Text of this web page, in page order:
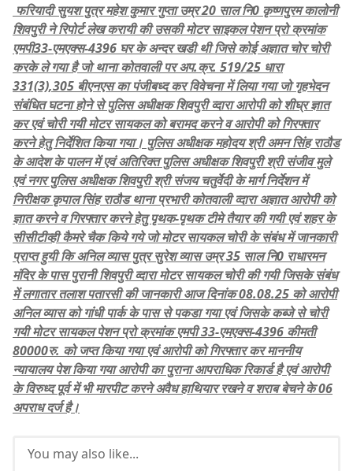
फरियादी सुयश पुत्र महेश कुमार गुप्ता उम्र 20 साल नि0 कृष्णपुरम कालोनी
शिवपुरी ने रिपोर्ट लेख करायी की उसकी मोटर साइकल पेशन प्रो क्रमांक
एमपी33-एमएक्स-4396 घर के अन्दर खडी थी जिसे कोई अज्ञात चोर चोरी
करके ले गया है जो थाना कोतवाली पर अप.क्र. 519/25 धारा
331(3),305 बीएनएस का पंजीबध्द कर विवेचना में लिया गया जो गृहभेदन
संबंधित घटना होने से पुलिस अधीक्षक शिवपुरी व्दारा आरोपी को शीघ्र ज्ञात
कर एवं चोरी गयी मोटर सायकल को बरामद करने व आरोपी को गिरफ्तार
करने हेतु निर्देशित किया गया। पुलिस अधीक्षक महोदय श्री अमन सिंह राठौड
के आदेश के पालन में एवं अतिरिक्त पुलिस अधीक्षक शिवपुरी श्री संजीव मुले
एवं नगर पुलिस अधीक्षक शिवपुरी श्री संजय चतुर्वेदी के मार्ग निर्देशन में
निरीक्षक कृपाल सिंह राठौड थाना प्रभारी कोतवाली व्दारा अज्ञात आरोपी को
ज्ञात करने व गिरफ्तार करने हेतु पृथक-पृथक टीमे तैयार की गयी एवं शहर के
सीसीटीव्ही कैमरे चैक किये गये जो मोटर सायकल चोरी के संबंध में जानकारी
प्राप्त हुयी कि अनिल व्यास पुत्र सुरेश व्यास उम्र 35 साल नि0 राधारमन
मंदिर के पास पुरानी शिवपुरी व्दारा मोटर सायकल चोरी की गयी जिसके संबंध
में लगातार तलाश पतारसी की जानकारी आज दिनांक 08.08.25 को आरोपी
अनिल व्यास को गांधी पार्क के पास से पकडा गया एवं जिसके कब्जे से चोरी
गयी मोटर सायकल पेशन प्रो क्रमांक एमपी 33-एमएक्स-4396 कीमती
80000रु. को जप्त किया गया एवं आरोपी को गिरफ्तार कर माननीय
न्यायालय पेश किया गया आरोपी का पुराना आपराधिक रिकार्ड है एवं आरोपी
के विरुध्द पूर्व में भी मारपीट करने अवैध हाथियार रखने व शराब बेचने के 06
अपराध दर्ज है।
You may also like...